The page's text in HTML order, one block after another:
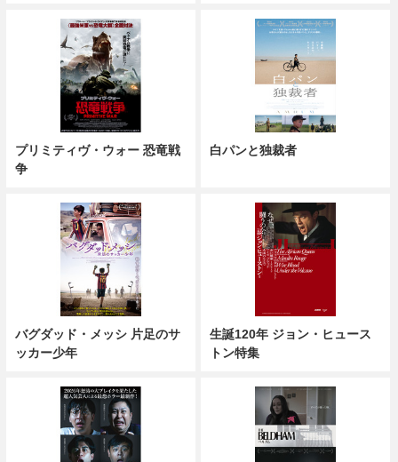
プリミティヴ・ウォー 恐竜戦
争
白パンと独裁者
バグダッド・メッシ 片足のサ
ッカー少年
生誕120年 ジョン・ヒュース
トン特集